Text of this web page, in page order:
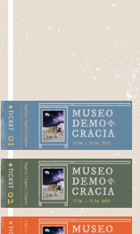
1. Plaza del Kiosco
2. Departamento de Oportunismos y
Oportunidades